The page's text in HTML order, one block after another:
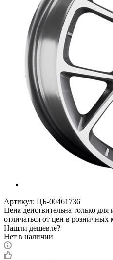
Артикул: ЦБ-00461736
Цена действительна только
отличаться от цен в розничных
Нашли дешевле?
Нет в наличии